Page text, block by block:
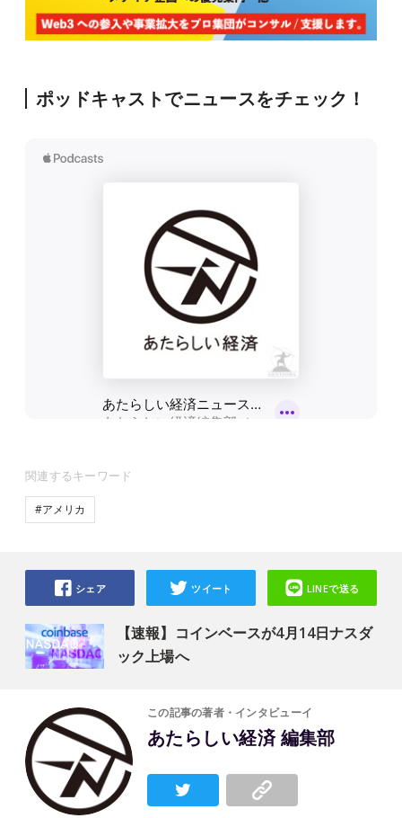
ポッドキャストでニュースをチェック！
関連するキーワード
#アメリカ
【速報】コインベースが4月14日ナスダ
ック上場へ
シェア ツイート LINEで送る
この記事の著者・インタビューイ
あたらしい経済 編集部